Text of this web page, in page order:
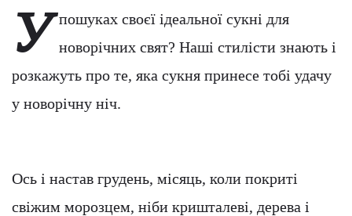
У пошуках своєї ідеальної сукні для
новорічних свят? Наші стилісти знають і
розкажуть про те, яка сукня принесе тобі удачу
у новорічну ніч.
Ось і настав грудень, місяць, коли покриті
свіжим морозцем, ніби кришталеві, дерева і